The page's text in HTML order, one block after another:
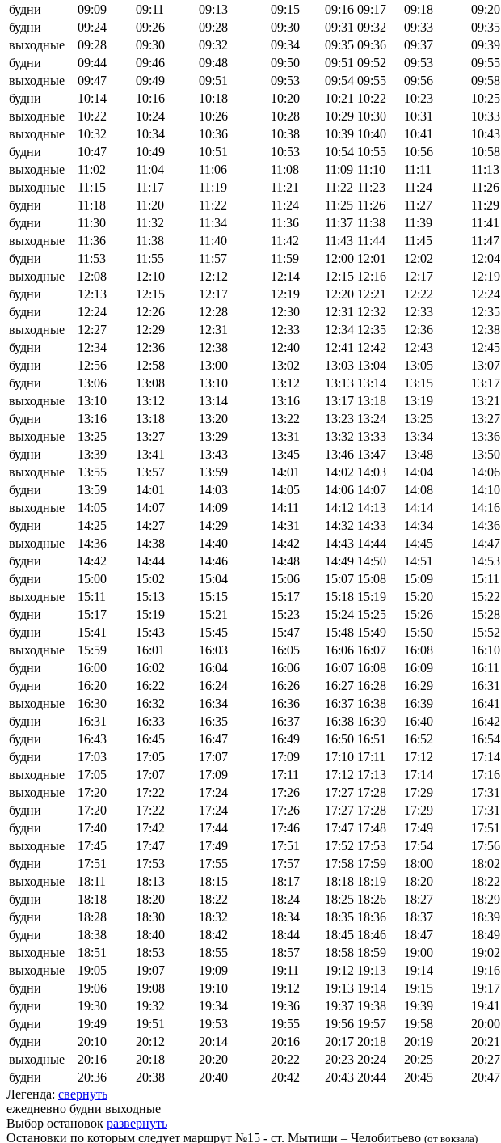
будни
09:09 09:11 09:13 09:15 09:16 09:17 09:18 09:20
будни
09:24 09:26 09:28 09:30 09:31 09:32 09:33 09:35
выходные
09:28 09:30 09:32 09:34 09:35 09:36 09:37 09:39
будни
09:44 09:46 09:48 09:50 09:51 09:52 09:53 09:55
выходные
09:47 09:49 09:51 09:53 09:54 09:55 09:56 09:58
будни
10:14 10:16 10:18 10:20 10:21 10:22 10:23 10:25
выходные
10:22 10:24 10:26 10:28 10:29 10:30 10:31 10:33
выходные
10:32 10:34 10:36 10:38 10:39 10:40 10:41 10:43
будни
10:47 10:49 10:51 10:53 10:54 10:55 10:56 10:58
выходные
11:02 11:04 11:06 11:08 11:09 11:10 11:11 11:13
выходные
11:15 11:17 11:19 11:21 11:22 11:23 11:24 11:26
будни
11:18 11:20 11:22 11:24 11:25 11:26 11:27 11:29
будни
11:30 11:32 11:34 11:36 11:37 11:38 11:39 11:41
выходные
11:36 11:38 11:40 11:42 11:43 11:44 11:45 11:47
будни
11:53 11:55 11:57 11:59 12:00 12:01 12:02 12:04
выходные
12:08 12:10 12:12 12:14 12:15 12:16 12:17 12:19
будни
12:13 12:15 12:17 12:19 12:20 12:21 12:22 12:24
будни
12:24 12:26 12:28 12:30 12:31 12:32 12:33 12:35
выходные
12:27 12:29 12:31 12:33 12:34 12:35 12:36 12:38
будни
12:34 12:36 12:38 12:40 12:41 12:42 12:43 12:45
будни
12:56 12:58 13:00 13:02 13:03 13:04 13:05 13:07
будни
13:06 13:08 13:10 13:12 13:13 13:14 13:15 13:17
выходные
13:10 13:12 13:14 13:16 13:17 13:18 13:19 13:21
будни
13:16 13:18 13:20 13:22 13:23 13:24 13:25 13:27
выходные
13:25 13:27 13:29 13:31 13:32 13:33 13:34 13:36
будни
13:39 13:41 13:43 13:45 13:46 13:47 13:48 13:50
выходные
13:55 13:57 13:59 14:01 14:02 14:03 14:04 14:06
будни
13:59 14:01 14:03 14:05 14:06 14:07 14:08 14:10
выходные
14:05 14:07 14:09 14:11 14:12 14:13 14:14 14:16
будни
14:25 14:27 14:29 14:31 14:32 14:33 14:34 14:36
выходные
14:36 14:38 14:40 14:42 14:43 14:44 14:45 14:47
будни
14:42 14:44 14:46 14:48 14:49 14:50 14:51 14:53
будни
15:00 15:02 15:04 15:06 15:07 15:08 15:09 15:11
выходные
15:11 15:13 15:15 15:17 15:18 15:19 15:20 15:22
будни
15:17 15:19 15:21 15:23 15:24 15:25 15:26 15:28
будни
15:41 15:43 15:45 15:47 15:48 15:49 15:50 15:52
выходные
15:59 16:01 16:03 16:05 16:06 16:07 16:08 16:10
будни
16:00 16:02 16:04 16:06 16:07 16:08 16:09 16:11
будни
16:20 16:22 16:24 16:26 16:27 16:28 16:29 16:31
выходные
16:30 16:32 16:34 16:36 16:37 16:38 16:39 16:41
будни
16:31 16:33 16:35 16:37 16:38 16:39 16:40 16:42
будни
16:43 16:45 16:47 16:49 16:50 16:51 16:52 16:54
будни
17:03 17:05 17:07 17:09 17:10 17:11 17:12 17:14
выходные
17:05 17:07 17:09 17:11 17:12 17:13 17:14 17:16
выходные
17:20 17:22 17:24 17:26 17:27 17:28 17:29 17:31
будни
17:20 17:22 17:24 17:26 17:27 17:28 17:29 17:31
будни
17:40 17:42 17:44 17:46 17:47 17:48 17:49 17:51
выходные
17:45 17:47 17:49 17:51 17:52 17:53 17:54 17:56
будни
17:51 17:53 17:55 17:57 17:58 17:59 18:00 18:02
выходные
18:11 18:13 18:15 18:17 18:18 18:19 18:20 18:22
будни
18:18 18:20 18:22 18:24 18:25 18:26 18:27 18:29
будни
18:28 18:30 18:32 18:34 18:35 18:36 18:37 18:39
будни
18:38 18:40 18:42 18:44 18:45 18:46 18:47 18:49
выходные
18:51 18:53 18:55 18:57 18:58 18:59 19:00 19:02
выходные
19:05 19:07 19:09 19:11 19:12 19:13 19:14 19:16
будни
19:06 19:08 19:10 19:12 19:13 19:14 19:15 19:17
будни
19:30 19:32 19:34 19:36 19:37 19:38 19:39 19:41
будни
19:49 19:51 19:53 19:55 19:56 19:57 19:58 20:00
будни
20:10 20:12 20:14 20:16 20:17 20:18 20:19 20:21
выходные
20:16 20:18 20:20 20:22 20:23 20:24 20:25 20:27
будни
20:36 20:38 20:40 20:42 20:43 20:44 20:45 20:47
Легенда: свернуть
ежедневно будни выходные
Выбор остановок развернуть
Остановки по которым следует маршрут №15 - ст. Мытищи – Челобитьево (от вокзала)